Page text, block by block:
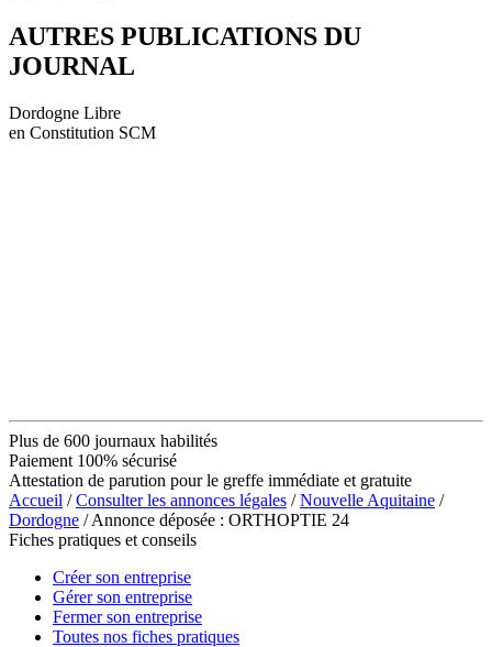
AUTRES PUBLICATIONS DU
JOURNAL
Dordogne Libre
en Constitution SCM
Plus de 600 journaux habilités
Paiement 100% sécurisé
Attestation de parution pour le greffe immédiate et gratuite
Accueil /Consulter les annonces légales /Nouvelle Aquitaine /
Dordogne / Annonce déposée : ORTHOPTIE 24
Fiches pratiques et conseils
Créer son entreprise
Gérer son entreprise
Fermer son entreprise
Toutes nos fiches pratiques